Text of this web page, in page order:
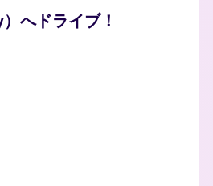
へドライブ！